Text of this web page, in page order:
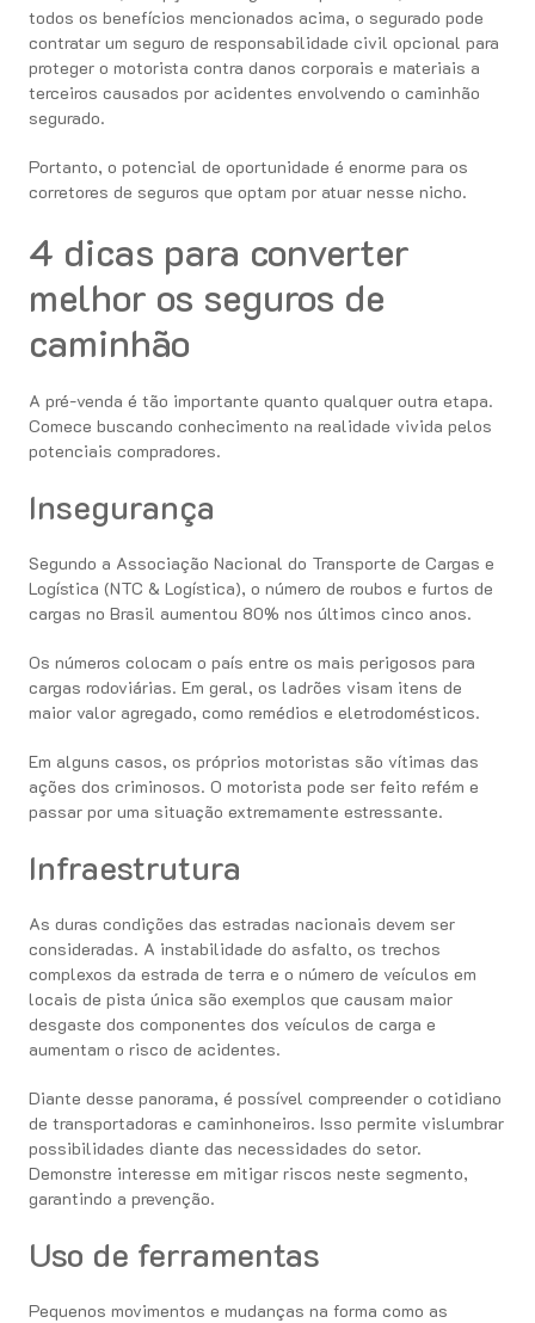
todos os benefícios mencionados acima, o segurado pode
contratar um seguro de responsabilidade civil opcional para
proteger o motorista contra danos corporais e materiais a
terceiros causados ​​por acidentes envolvendo o caminhão
segurado.
Portanto, o potencial de oportunidade é enorme para os
corretores de seguros que optam por atuar nesse nicho.
4 dicas para converter
melhor os seguros de
caminhão
A pré-venda é tão importante quanto qualquer outra etapa.
Comece buscando conhecimento na realidade vivida pelos
potenciais compradores.
Insegurança
Segundo a Associação Nacional do Transporte de Cargas e
Logística (NTC & Logística), o número de roubos e furtos de
cargas no Brasil aumentou 80% nos últimos cinco anos.
Os números colocam o país entre os mais perigosos para
cargas rodoviárias. Em geral, os ladrões visam itens de
maior valor agregado, como remédios e eletrodomésticos.
Em alguns casos, os próprios motoristas são vítimas das
ações dos criminosos. O motorista pode ser feito refém e
passar por uma situação extremamente estressante.
Infraestrutura
As duras condições das estradas nacionais devem ser
consideradas. A instabilidade do asfalto, os trechos
complexos da estrada de terra e o número de veículos em
locais de pista única são exemplos que causam maior
desgaste dos componentes dos veículos de carga e
aumentam o risco de acidentes.
Diante desse panorama, é possível compreender o cotidiano
de transportadoras e caminhoneiros. Isso permite vislumbrar
possibilidades diante das necessidades do setor.
Demonstre interesse em mitigar riscos neste segmento,
garantindo a prevenção.
Uso de ferramentas
Pequenos movimentos e mudanças na forma como as